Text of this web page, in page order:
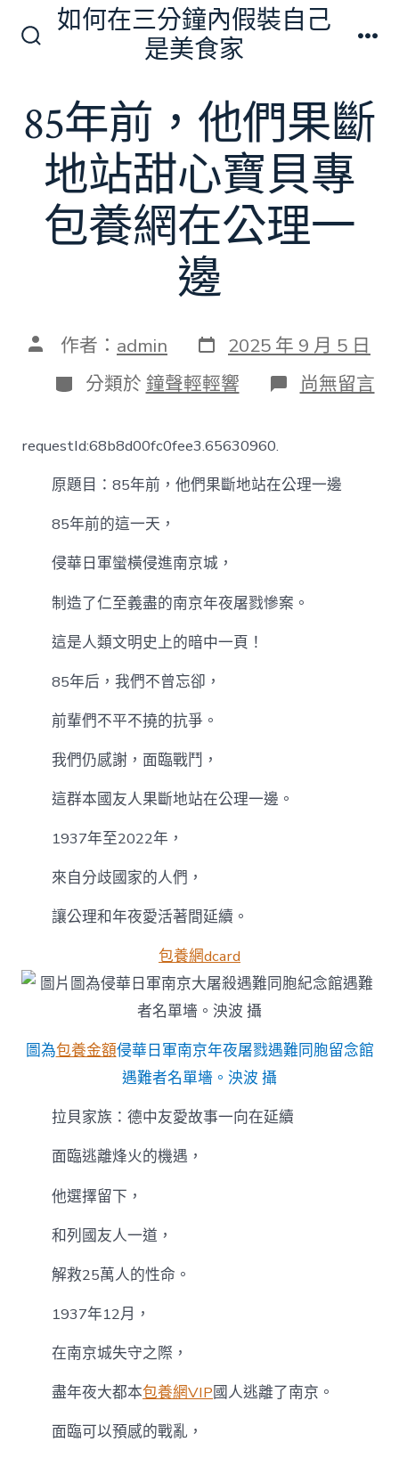
換
開
關
如何在三分鐘內假裝自己
是美食家
85年前，他們果斷
地站甜心寶貝專
包養網在公理一
邊
文 作者： admin 發
表
日
期
2025 年 9 月 5 日
分
類
分類於 鐘聲輕輕響 在
〈85
們
果
寶
尚無留言
requestId:68b8d00fc0fee3.65630960.
原題目：85年前，他們果斷地站在公理一邊
85年前的這一天，
侵華日軍蠻橫侵進南京城，
制造了仁至義盡的南京年夜屠戮慘案。
這是人類文明史上的暗中一頁！
85年后，我們不曾忘卻，
前輩們不平不撓的抗爭。
我們仍感謝，面臨戰鬥，
這群本國友人果斷地站在公理一邊。
1937年至2022年，
來自分歧國家的人們，
讓公理和年夜愛活著間延續。
包養網dcard
圖為包養金額侵華日軍南京年夜屠戮遇難同胞留念館
遇難者名單墻。泱波 攝
拉貝家族：德中友愛故事一向在延續
面臨逃離烽火的機遇，
他選擇留下，
和列國友人一道，
解救25萬人的性命。
1937年12月，
在南京城失守之際，
盡年夜大都本包養網VIP國人逃離了南京。
面臨可以預感的戰亂，